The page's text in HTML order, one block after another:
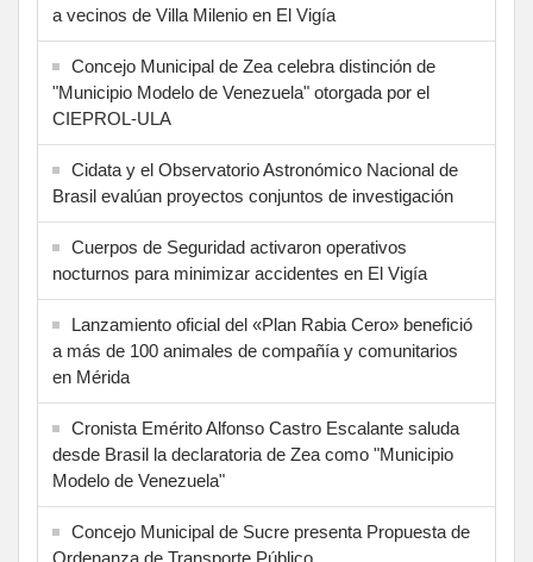
a vecinos de Villa Milenio en El Vigía
Concejo Municipal de Zea celebra distinción de
"Municipio Modelo de Venezuela" otorgada por el
CIEPROL-ULA
Cidata y el Observatorio Astronómico Nacional de
Brasil evalúan proyectos conjuntos de investigación
Cuerpos de Seguridad activaron operativos
nocturnos para minimizar accidentes en El Vigía
Lanzamiento oficial del «Plan Rabia Cero» benefició
a más de 100 animales de compañía y comunitarios
en Mérida
Cronista Emérito Alfonso Castro Escalante saluda
desde Brasil la declaratoria de Zea como "Municipio
Modelo de Venezuela"
Concejo Municipal de Sucre presenta Propuesta de
Ordenanza de Transporte Público